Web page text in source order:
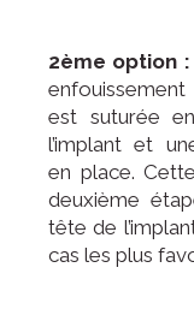
2ème option
est suturée
l’implant et
en place.
deuxième
tête de
cas les plus